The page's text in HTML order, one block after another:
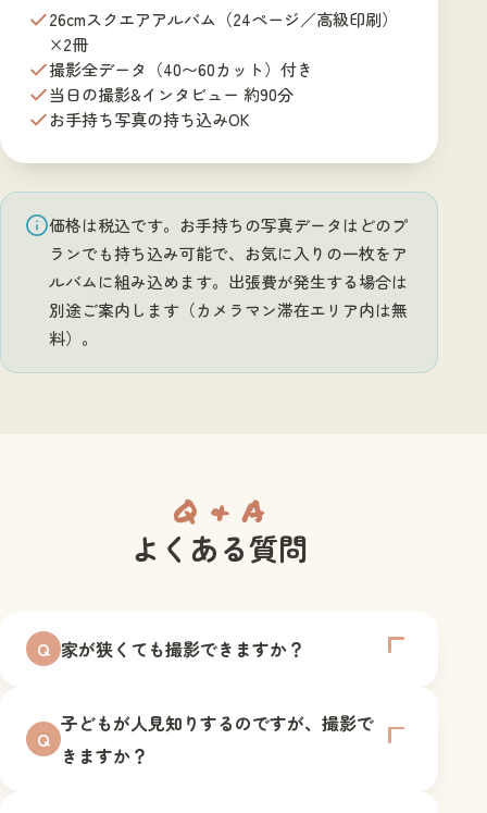
26cmスクエアアルバム（24ページ／高級印刷）
×2冊
撮影全データ（40〜60カット）付き
当日の撮影&インタビュー 約90分
お手持ち写真の持ち込みOK
価格は税込です。お手持ちの写真データはどのプ
ランでも持ち込み可能で、お気に入りの一枚をア
ルバムに組み込めます。出張費が発生する場合は
別途ご案内します（カメラマン滞在エリア内は無
料）。
Q & A
よくある質問
Q 家が狭くても撮影できますか？
Q
子どもが人見知りするのですが、撮影で
きますか？